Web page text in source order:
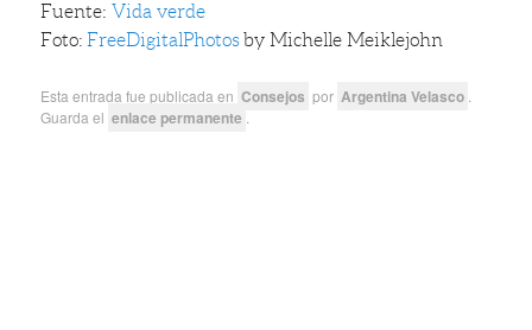
Fuente:Vida verde
Foto:FreeDigitalPhotosby Michelle Meiklejohn
Esta entrada fue publicada en Consejos por Argentina Velasco
Guarda el enlace permanente